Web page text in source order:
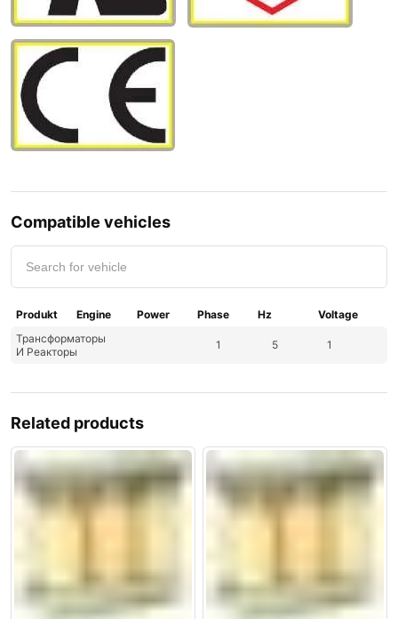
Compatible vehicles
Produkt Engine Power Phase Hz
Voltage
Трансформаторы
И Реакторы
1 5 1
Related products